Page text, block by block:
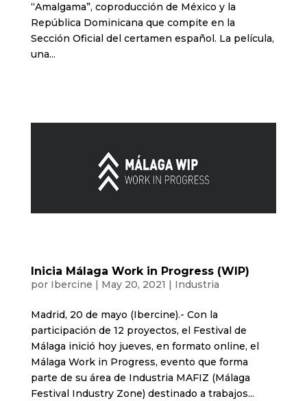
“Amalgama”, coproducción de México y la
República Dominicana que compite en la
Sección Oficial del certamen español. La película,
una...
Inicia Málaga Work in Progress (WIP)
por Ibercine | May 20, 2021 | Industria
Madrid, 20 de mayo (Ibercine).- Con la
participación de 12 proyectos, el Festival de
Málaga inició hoy jueves, en formato online, el
Málaga Work in Progress, evento que forma
parte de su área de Industria MAFIZ (Málaga
Festival Industry Zone) destinado a trabajos...